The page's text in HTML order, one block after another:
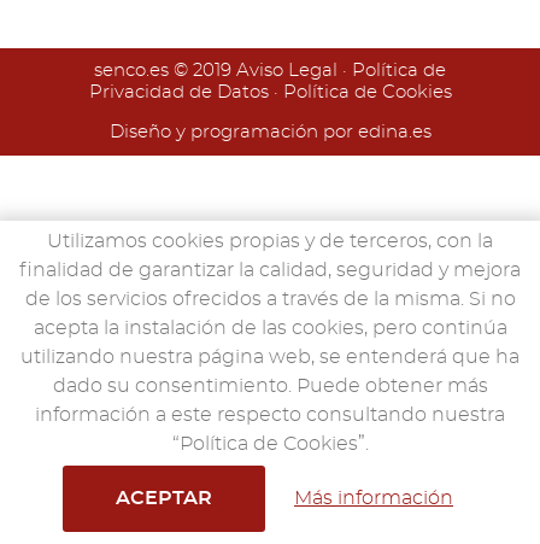
Utilizamos cookies propias y de terceros, con la
finalidad de garantizar la calidad, seguridad y mejora
de los servicios ofrecidos a través de la misma. Si no
acepta la instalación de las cookies, pero continúa
utilizando nuestra página web, se entenderá que ha
dado su consentimiento. Puede obtener más
información a este respecto consultando nuestra
“Política de Cookies”.
ACEPTAR Más información
senco.es © 2019 Aviso Legal · Política de
Privacidad de Datos· Política de Cookies
Diseño y programación por edina.es